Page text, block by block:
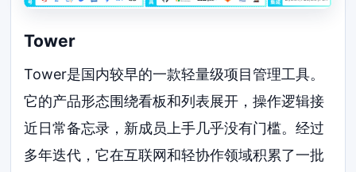
Tower
Tower是国内较早的一款轻量级项目管理工具。
它的产品形态围绕看板和列表展开，操作逻辑接
近日常备忘录，新成员上手几乎没有门槛。经过
多年迭代，它在互联网和轻协作领域积累了一批